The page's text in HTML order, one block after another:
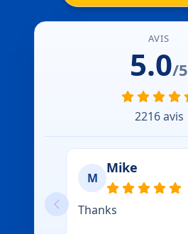
AVIS
5.0/5
2216 avis
M
Mike
Thanks
Previous